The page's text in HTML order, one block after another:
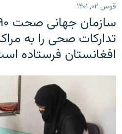
بازگشت
منوی
اصلی
مراجعه
صفحه
منطقه
شرق میانه
جهان
افغانستان
جهان
جدول نشرات
مصاحبه‌ها
برنامه‌ها
بحران مهاجرت
'کووید-۱۹'
قوس ۰۲, ۱۴۰۱
تدارکات صحی را به
افغانستان فرستاده